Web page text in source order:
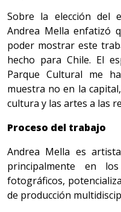
Sobre la elección del
Andrea Mella enfatizó
poder mostrar este
hecho para Chile. El
Parque Cultural me
muestra no en la
cultura y las artes a las
Proceso del trabajo
Andrea Mella es
principalmente en
fotográficos,
de producción